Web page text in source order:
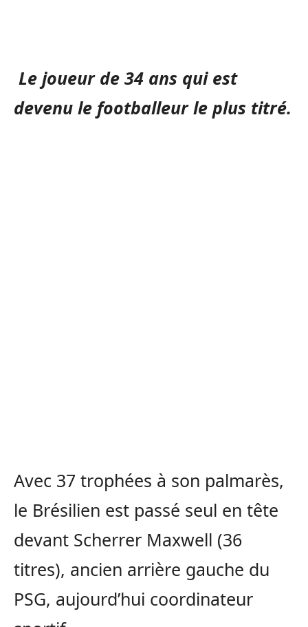
Le joueur de 34 ans qui est
devenu le footballeur le plus titré.
Avec 37 trophées à son palmarès,
le Brésilien est passé seul en tête
devant Scherrer Maxwell (36
titres), ancien arrière gauche du
PSG, aujourd’hui coordinateur